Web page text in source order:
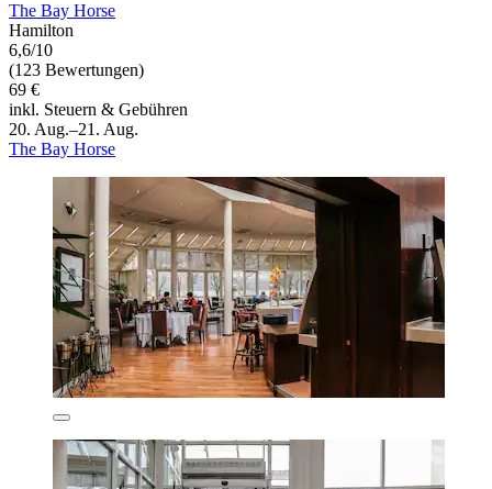
The Bay Horse
Hamilton
6,6/10
(123 Bewertungen)
69 €
inkl. Steuern & Gebühren
20. Aug.–21. Aug.
The Bay Horse